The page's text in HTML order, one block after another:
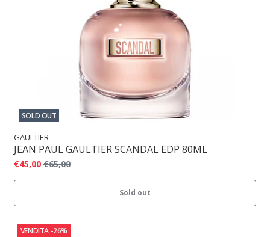
SOLD OUT
GAULTIER
JEAN PAUL GAULTIER SCANDAL EDP 80ML
€45,00 €65,00
Sold out
VENDITA -26%